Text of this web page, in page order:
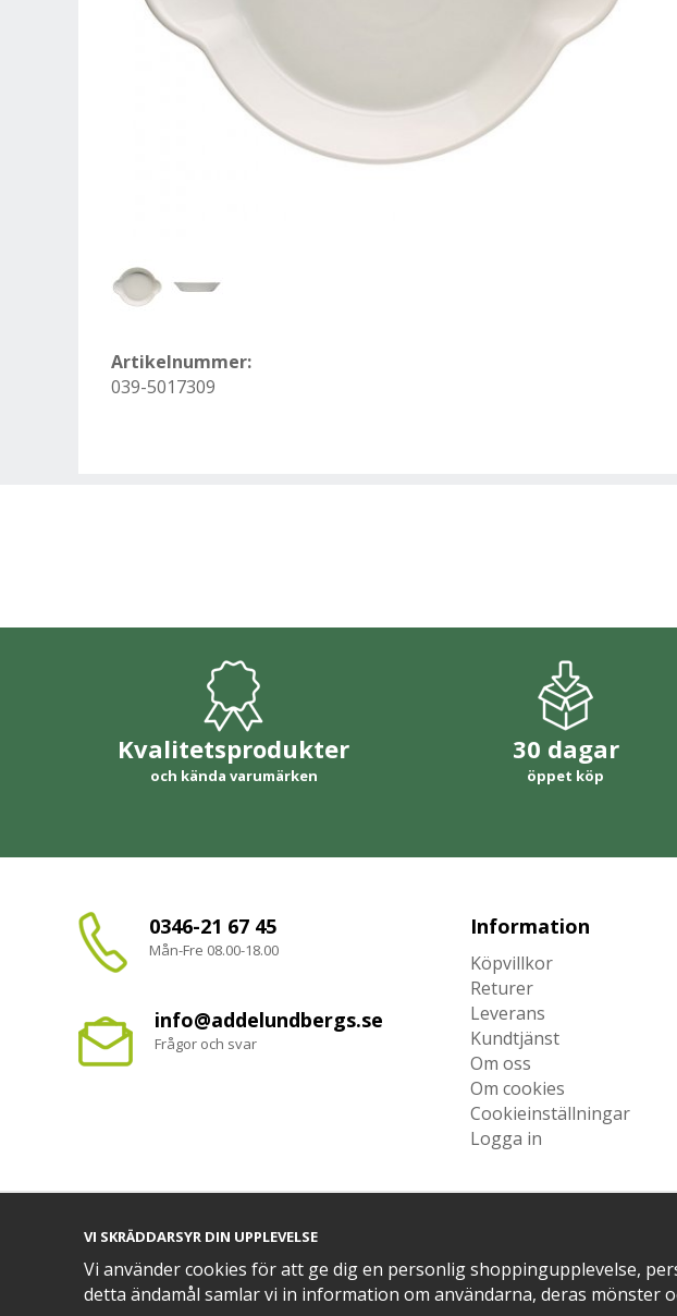
Artikelnummer:
039-5017309
Kvalitetsprodukter
och kända varumärken
30 dagar
öppet köp
0346-21 67 45
Mån-Fre 08.00-18.00
info@addelundbergs.se
Frågor och svar
Information
Köpvillkor
Returer
Leverans
Kundtjänst
Om oss
Om cookies
Cookieinställningar
Logga in
VI SKRÄDDARSYR DIN UPPLEVELSE
Vi använder cookies för att ge dig en personlig shoppingupplevelse,
detta ändamål samlar vi in information om användarna, deras mönster